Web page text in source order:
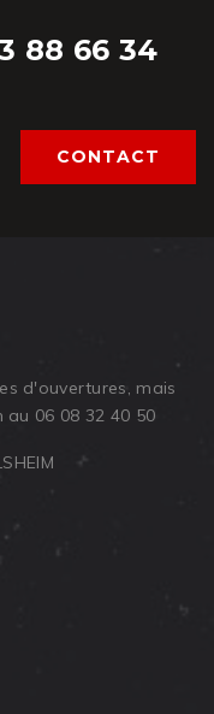
88 66 34
CONTACT
d'ouvertures, mais
06 08 32 40 50